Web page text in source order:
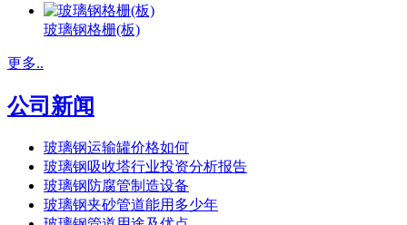
玻璃钢格栅(板)
更多..
公司新闻
玻璃钢运输罐价格如何
玻璃钢吸收塔行业投资分析报告
玻璃钢防腐管制造设备
玻璃钢夹砂管道能用多少年